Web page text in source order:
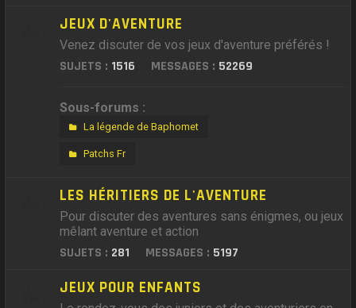
JEUX D'AVENTURE
Venez discuter de vos jeux d'aventure préférés !
SUJETS : 1516 MESSAGES : 52269
Sous-forums :
La légende de Baphomet
Patchs Fr
LES HÉRITIERS DE L'AVENTURE
Pour discuter des aventures sans énigmes, ou jeux
mêlant aventure et action
SUJETS : 281 MESSAGES : 5197
JEUX POUR ENFANTS